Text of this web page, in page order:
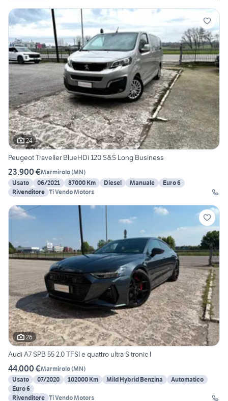
24
Peugeot Traveller BlueHDi 120 S&S Long Business
23.900 €Marmirolo(MN)
Usato
06/2021 87000 Km Diesel Manuale
Euro 6
Rivenditore Ti Vendo Motors
26
Audi A7 SPB 55 2.0 TFSI e quattro ultra S tronic l
44.000 €Marmirolo(MN)
Usato
07/2020 102000 Km Mild Hybrid Benzina
Automatico
Euro 6
Rivenditore Ti Vendo Motors